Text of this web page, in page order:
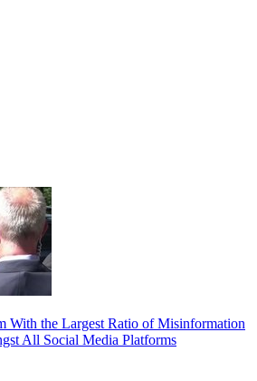
With the Largest Ratio of Misinformation
All Social Media Platforms